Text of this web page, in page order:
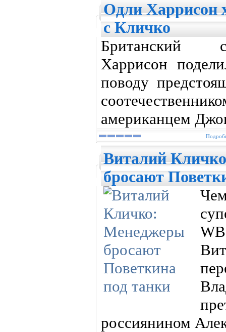
Одли Харрисон
с Кличко
Британский
Харрисон
поводу
американцем
Виталий
бросают
россиянином